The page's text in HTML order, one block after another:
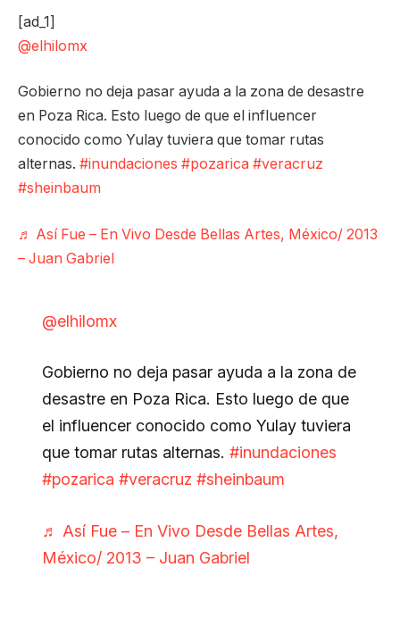
[ad_1]
@elhilomx
Gobierno no deja pasar ayuda a la zona de desastre
en Poza Rica. Esto luego de que el influencer
conocido como Yulay tuviera que tomar rutas
alternas. #inundaciones #pozarica #veracruz
#sheinbaum
♬ Así Fue – En Vivo Desde Bellas Artes, México/ 2013
– Juan Gabriel
@elhilomx
Gobierno no deja pasar ayuda a la zona de
desastre en Poza Rica. Esto luego de que
el influencer conocido como Yulay tuviera
que tomar rutas alternas. #inundaciones
#pozarica #veracruz #sheinbaum
♬ Así Fue – En Vivo Desde Bellas Artes,
México/ 2013 – Juan Gabriel